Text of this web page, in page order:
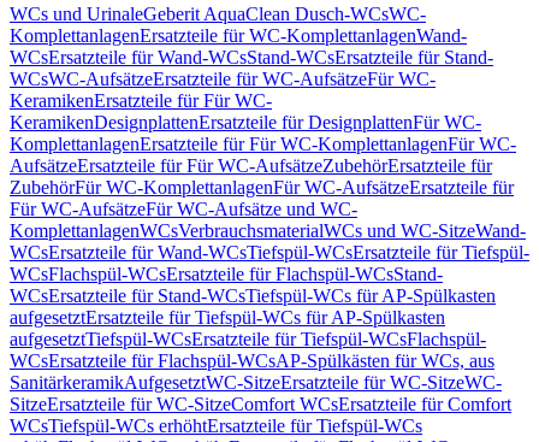
WCs und UrinaleGeberit AquaClean Dusch-WCsWC-
KomplettanlagenErsatzteile für WC-KomplettanlagenWand-
WCsErsatzteile für Wand-WCsStand-WCsErsatzteile für Stand-
WCsWC-AufsätzeErsatzteile für WC-AufsätzeFür WC-
KeramikenErsatzteile für Für WC-
KeramikenDesignplattenErsatzteile für DesignplattenFür WC-
KomplettanlagenErsatzteile für Für WC-KomplettanlagenFür WC-
AufsätzeErsatzteile für Für WC-AufsätzeZubehörErsatzteile für
ZubehörFür WC-KomplettanlagenFür WC-AufsätzeErsatzteile für
Für WC-AufsätzeFür WC-Aufsätze und WC-
KomplettanlagenWCsVerbrauchsmaterialWCs und WC-SitzeWand-
WCsErsatzteile für Wand-WCsTiefspül-WCsErsatzteile für Tiefspül-
WCsFlachspül-WCsErsatzteile für Flachspül-WCsStand-
WCsErsatzteile für Stand-WCsTiefspül-WCs für AP-Spülkasten
aufgesetztErsatzteile für Tiefspül-WCs für AP-Spülkasten
aufgesetztTiefspül-WCsErsatzteile für Tiefspül-WCsFlachspül-
WCsErsatzteile für Flachspül-WCsAP-Spülkästen für WCs, aus
SanitärkeramikAufgesetztWC-SitzeErsatzteile für WC-SitzeWC-
SitzeErsatzteile für WC-SitzeComfort WCsErsatzteile für Comfort
WCsTiefspül-WCs erhöhtErsatzteile für Tiefspül-WCs